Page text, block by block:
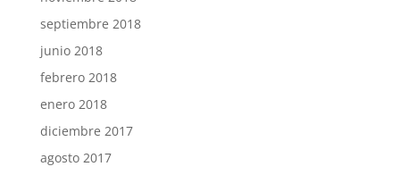
septiembre 2018
junio 2018
febrero 2018
enero 2018
diciembre 2017
agosto 2017